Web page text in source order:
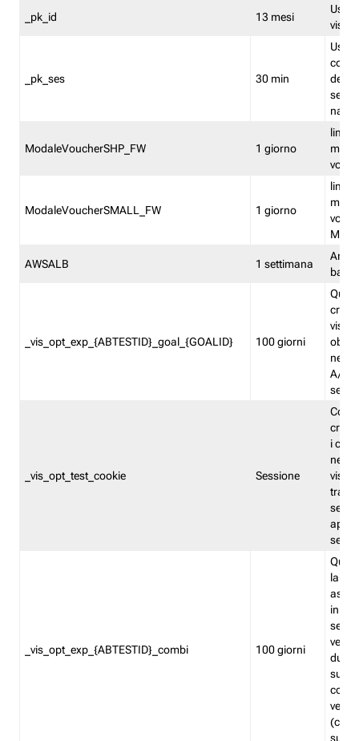
_pk_id 13 mesi
_pk_ses 30 min
ModaleVoucherSHP_FW 1 giorno
ModaleVoucherSMALL_FW 1 giorno
AWSALB 1 settimana
_vis_opt_exp_{ABTESTID}_goal_{GOALID} 100 giorni
nel
A/B.
_vis_opt_test_cookie Sessione
i
nel
_vis_opt_exp_{ABTESTID}_combi 100 giorni
la
in